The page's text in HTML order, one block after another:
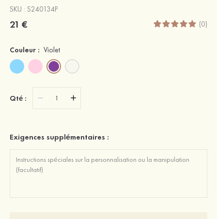
SKU : S240134P
21 € (0)
Couleur : Violet
Qté :
Exigences supplémentaires :